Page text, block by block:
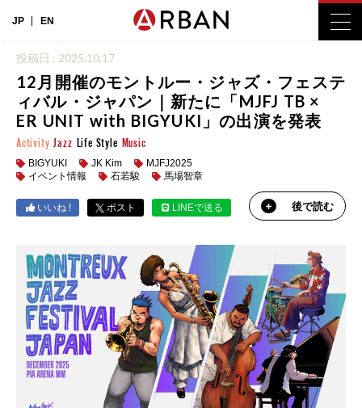
JP EN
投稿日 : 2025.10.17
12月開催のモントルー・ジャズ・フェステ
ィバル・ジャパン｜新たに「MJFJ TB ×
ER UNIT with BIGYUKI」の出演を発表
Activity Jazz Life Style Music
BIGYUKI JK Kim
MJFJ2025
イベント情報
石若駿 馬場智章
いいね ! ポスト LINEで送る 後で読む